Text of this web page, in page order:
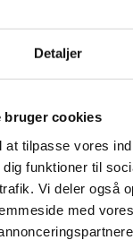
Detaljer
bruger cookies
at tilpasse vores
funktioner til
Vi deler også
med
deller og
årene er gået, er
med tiden udviklet
2019 og senere
2020.